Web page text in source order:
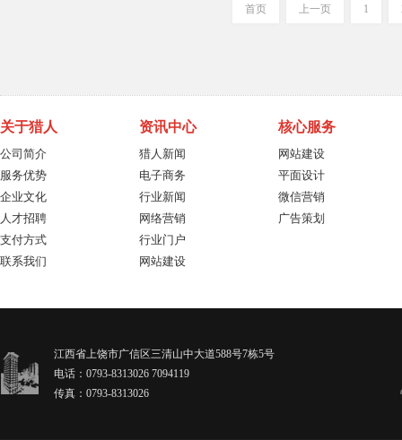
首页 上一页 1
关于猎人
公司简介
服务优势
企业文化
人才招聘
支付方式
联系我们
资讯中心
猎人新闻
电子商务
行业新闻
网络营销
行业门户
网站建设
核心服务
网站建设
平面设计
微信营销
广告策划
江西省上饶市广信区三清山中大道588号7栋5号
电话：0793-8313026 7094119
传真：0793-8313026